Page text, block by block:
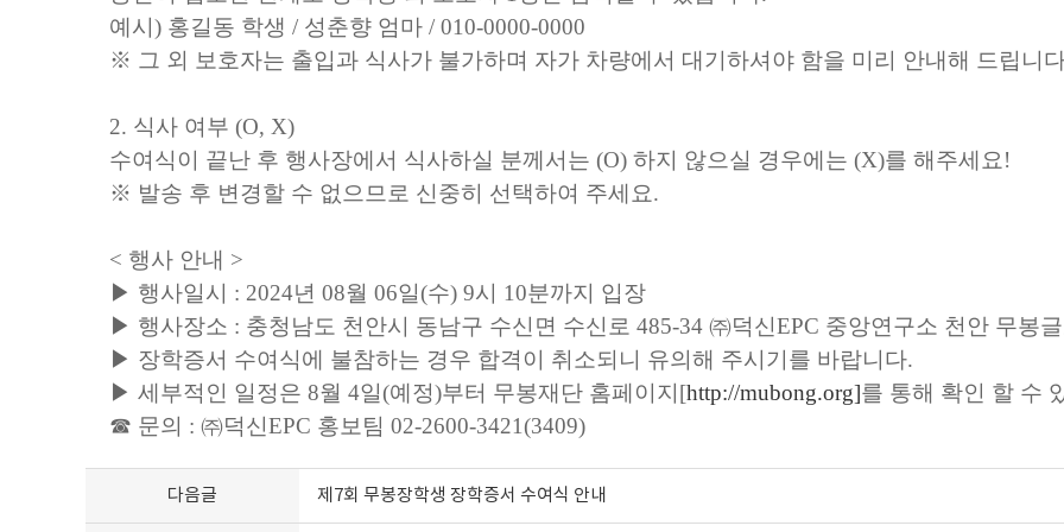
예시 ) 홍길동 학생 / 성춘향 엄마 / 010-0000-0000
※ 그 외 보호자는 출입과 식사가 불가하며 자가 차량에서 대기하셔야 함을 미리 안내해 드립니
2. 식사 여부 (O, X)
수여식이 끝난 후 행사장에서 식사하실 분께서는 (O) 하지 않으실 경우에는 (X)를 해주세요 !
※ 발송 후 변경할 수 없으므로 신중히 선택하여 주세요.
< 행사 안내 >
▶ 행사일시 : 2024년 08월 06일(수) 9시 10분까지 입장
▶ 행사장소 : 충청남도 천안시 동남구 수신면 수신로 485-34 ㈜덕신EPC 중앙연구소 천안 무봉
▶ 장학증서 수여식에 불참하는 경우 합격이 취소되니 유의해 주시기를 바랍니다.
▶ 세부적인 일정은 8월 4일(예정)부터 무봉재단 홈페이지 [http://mubong.org]를 통해 확인 할 수
☎ 문의 : ㈜덕신EPC 홍보팀 02-2600-3421(3409)
다음글 제7회 무봉장학생 장학증서 수여식 안내